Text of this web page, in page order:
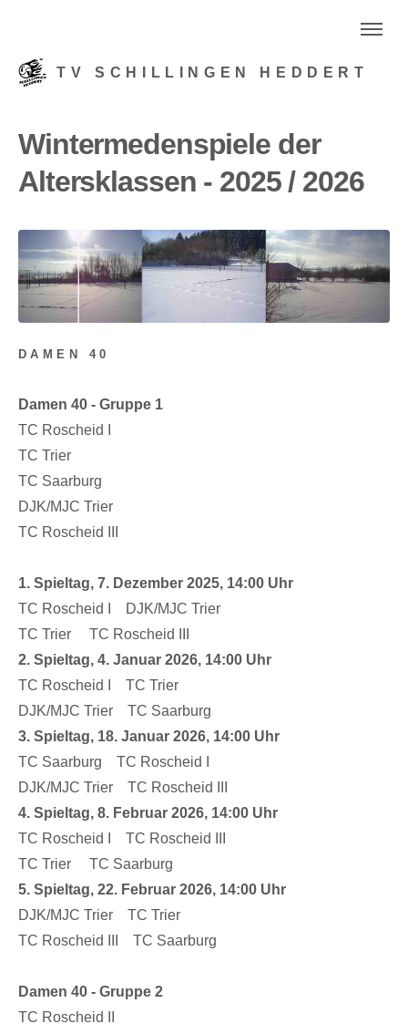
TV SCHILLINGEN HEDDERT
Wintermedenspiele der
Altersklassen - 2025 / 2026
DAMEN 40
Damen 40 - Gruppe 1
TC Roscheid I
TC Trier
TC Saarburg
DJK/MJC Trier
TC Roscheid III
1. Spieltag, 7. Dezember 2025, 14:00 Uhr
TC Roscheid I DJK/MJC Trier
TC Trier TC Roscheid III
2. Spieltag, 4. Januar 2026, 14:00 Uhr
TC Roscheid I TC Trier
DJK/MJC Trier TC Saarburg
3. Spieltag, 18. Januar 2026, 14:00 Uhr
TC Saarburg TC Roscheid I
DJK/MJC Trier TC Roscheid III
4. Spieltag, 8. Februar 2026, 14:00 Uhr
TC Roscheid I TC Roscheid III
TC Trier TC Saarburg
5. Spieltag, 22. Februar 2026, 14:00 Uhr
DJK/MJC Trier TC Trier
TC Roscheid III TC Saarburg
Damen 40 - Gruppe 2
TC Roscheid II